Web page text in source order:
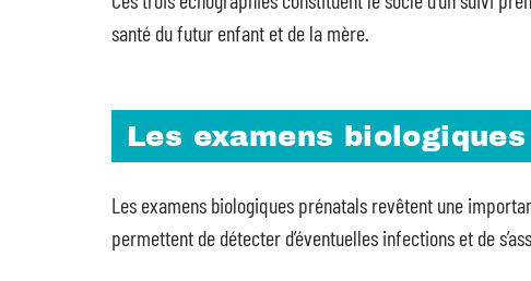
santé du futur enfant et de la mère.
Les examens
Les examens biologiques prénatals revêtent une
permettent de détecter d’éventuelles infections et de